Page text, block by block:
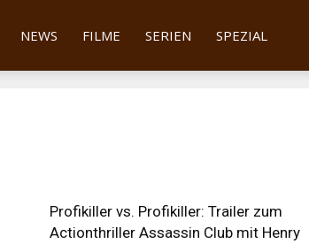
NEWS FILME SERIEN SPEZIAL
Profikiller vs. Profikiller: Trailer zum
Actionthriller Assassin Club mit Henry